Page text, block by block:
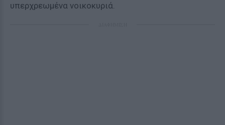
υπερχρεωμένα νοικοκυριά.